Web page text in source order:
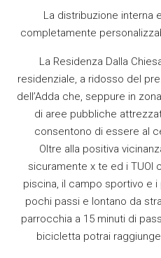
La distribuzione interna
completamente
La Residenza Dalla
residenziale, a ridosso del
dell’Adda che, seppure in
di aree pubbliche
consentono di essere al
Oltre alla positiva
sicuramente x te ed i TUOI
piscina, il campo sportivo e
pochi passi e lontano da
parrocchia a 15 minuti di
bicicletta potrai